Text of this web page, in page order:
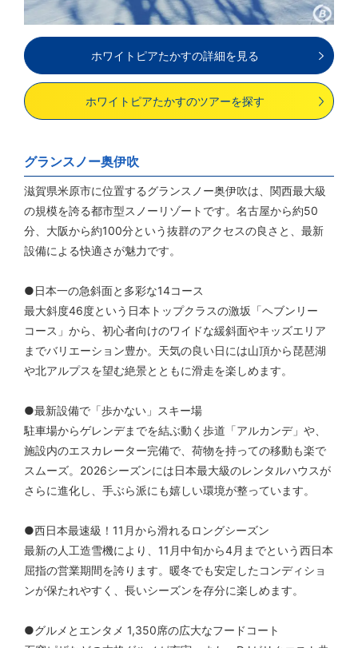
ホワイトピアたかすの詳細を見る
ホワイトピアたかすのツアーを探す
グランスノー奥伊吹
滋賀県米原市に位置するグランスノー奥伊吹は、関西最大級
の規模を誇る都市型スノーリゾートです。名古屋から約50
分、大阪から約100分という抜群のアクセスの良さと、最新
設備による快適さが魅力です。
●日本一の急斜面と多彩な14コース
最大斜度46度という日本トップクラスの激坂「ヘブンリー
コース」から、初心者向けのワイドな緩斜面やキッズエリア
までバリエーション豊か。天気の良い日には山頂から琵琶湖
や北アルプスを望む絶景とともに滑走を楽しめます。
●最新設備で「歩かない」スキー場
駐車場からゲレンデまでを結ぶ動く歩道「アルカンデ」や、
施設内のエスカレーター完備で、荷物を持っての移動も楽で
スムーズ。2026シーズンには日本最大級のレンタルハウスが
さらに進化し、手ぶら派にも嬉しい環境が整っています。
●西日本最速級！11月から滑れるロングシーズン
最新の人工造雪機により、11月中旬から4月までという西日本
屈指の営業期間を誇ります。暖冬でも安定したコンディショ
ンが保たれやすく、長いシーズンを存分に楽しめます。
●グルメとエンタメ 1,350席の広大なフードコート